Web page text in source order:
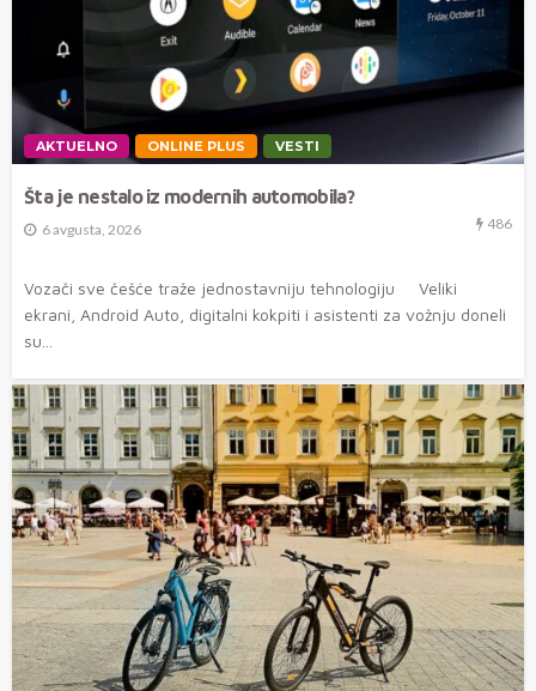
AKTUELNO ONLINE PLUS VESTI
Šta je nestalo iz modernih automobila?
6 avgusta, 2026 486
Vozači sve češće traže jednostavniju tehnologiju Veliki
ekrani, Android Auto, digitalni kokpiti i asistenti za vožnju doneli
su...